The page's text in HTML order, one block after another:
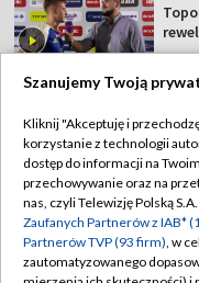
Szanujemy Twoją
Kliknij "Akceptuję i
korzystanie z technologii
dostęp do informacji na
przechowywanie oraz na
nas, czyli Telewizję Polską
Zaufanych Partnerów z IAB*
Partnerów TVP (93 firm), w
zautomatyzowanego